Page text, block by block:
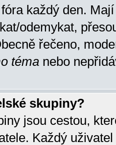
každý den.
odemykat,
řečeno,
téma nebo
skupiny?
jsou cestou,
Každý